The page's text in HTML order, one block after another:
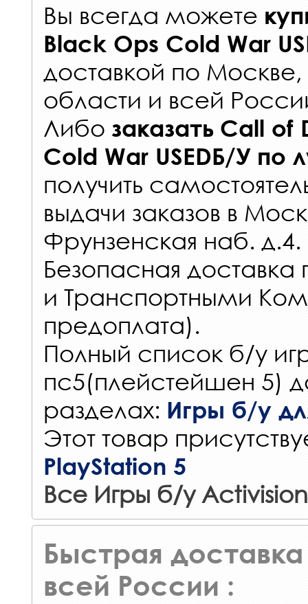
Вы всегда можете
Black Ops Cold War
доставкой по
области и всей
Либо заказать Call of
Cold War USEDБ/У по
получить
выдачи заказов в
Фрунзенская наб. д.4.
Безопасная
и Транспортными
предоплата).
Полный список б/у
пс5(плейстейшен 5)
разделах: Игры б/у
Этот товар
PlayStation 5
Все Игры б/у Activision
Быстрая доставка
всей России :